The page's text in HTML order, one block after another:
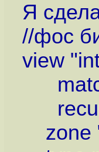
Я
//фос
view
zone